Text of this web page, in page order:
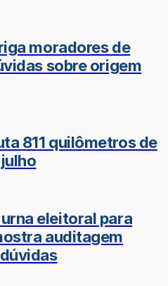
moradores de
sobre origem
811 quilômetros de
eleitoral para
auditagem